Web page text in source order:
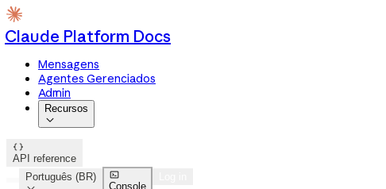
Claude Platform Docs
Mensagens
Agentes Gerenciados
Admin
Recursos


API reference
Português (BR)

Console